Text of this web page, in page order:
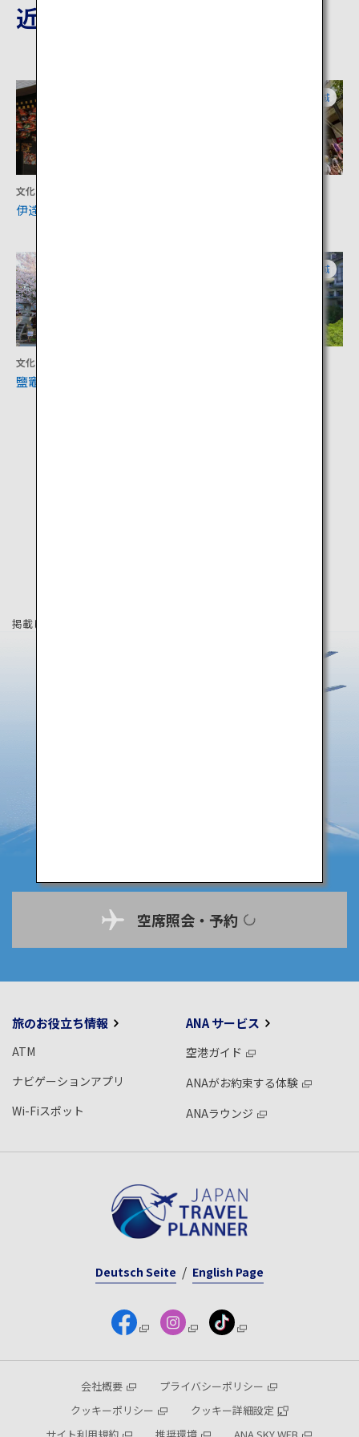
近隣の観光地
文化
伊達政宗公霊屋 瑞鳳殿
宮城
文化
鹽竈桜（鹽竈神社）
宮城
掲載している情報は2019年4月時点の情報です。
空席照会・予約
旅のお役立ち情報
ATM
ナビゲーションアプリ
Wi-Fiスポット
ANA サービス
空港ガイド
ANAがお約束する体験
ANAラウンジ
Deutsch Seite English Page
会社概要
プライバシーポリシー
クッキーポリシー
クッキー詳細設定